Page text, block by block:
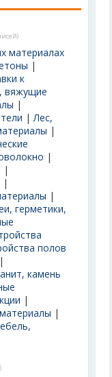
материалах
|
к
вяжущие
|
|Лес,
|
|
|
|
|
герметики,
полов
|
камень
|
|